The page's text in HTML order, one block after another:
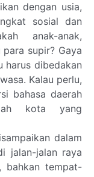
dengan usia,
sosial dan
anak-anak,
supir? Gaya
harus dibedakan
Kalau perlu,
bahasa daerah
kota yang
dalam
jalan-jalan raya
bahkan tempat-